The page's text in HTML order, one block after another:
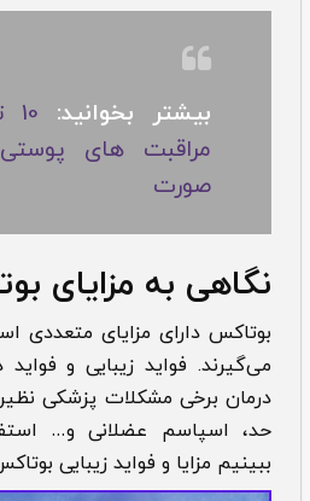
بیشتر بخوانید:
مراقبت های
صورت
نگاهی به مزایای
بوتاکس دارای مزایای متعددی
می‌گیرند. فواید زیبایی و فواید
درمان برخی مشکلات پزشکی
حد، اسپاسم عضلانی و…
ببینیم مزایا و فواید زیبایی